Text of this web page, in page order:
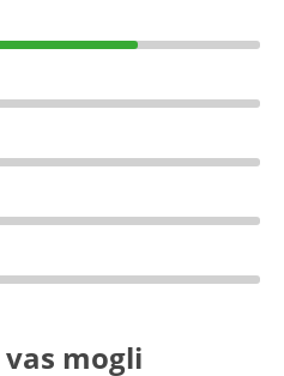
mogli